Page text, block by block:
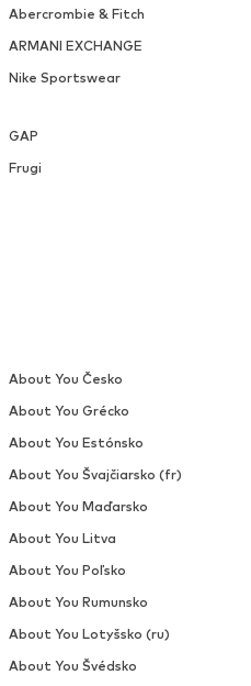
Abercrombie & Fitch
ARMANI EXCHANGE
Nike Sportswear
GAP
Frugi
About You Česko
About You Grécko
About You Estónsko
About You Švajčiarsko (fr)
About You Maďarsko
About You Litva
About You Poľsko
About You Rumunsko
About You Lotyšsko (ru)
About You Švédsko